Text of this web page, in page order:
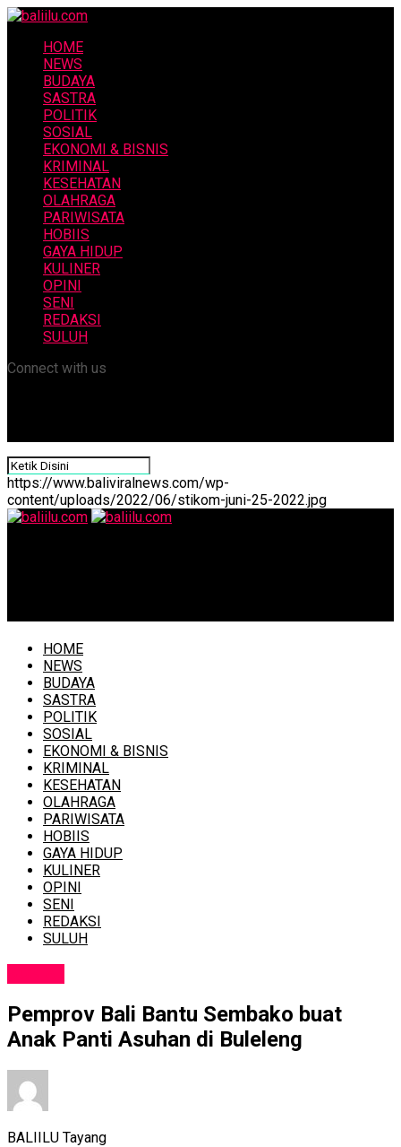
HOME
NEWS
BUDAYA
SASTRA
POLITIK
SOSIAL
EKONOMI & BISNIS
KRIMINAL
KESEHATAN
OLAHRAGA
PARIWISATA
HOBIIS
GAYA HIDUP
KULINER
OPINI
SENI
REDAKSI
SULUH
Connect with us
https://www.baliviralnews.com/wp-
content/uploads/2022/06/stikom-juni-25-2022.jpg
HOME
NEWS
BUDAYA
SASTRA
POLITIK
SOSIAL
EKONOMI & BISNIS
KRIMINAL
KESEHATAN
OLAHRAGA
PARIWISATA
HOBIIS
GAYA HIDUP
KULINER
OPINI
SENI
REDAKSI
SULUH
Pemprov Bali Bantu Sembako buat
Anak Panti Asuhan di Buleleng
BALIILU Tayang